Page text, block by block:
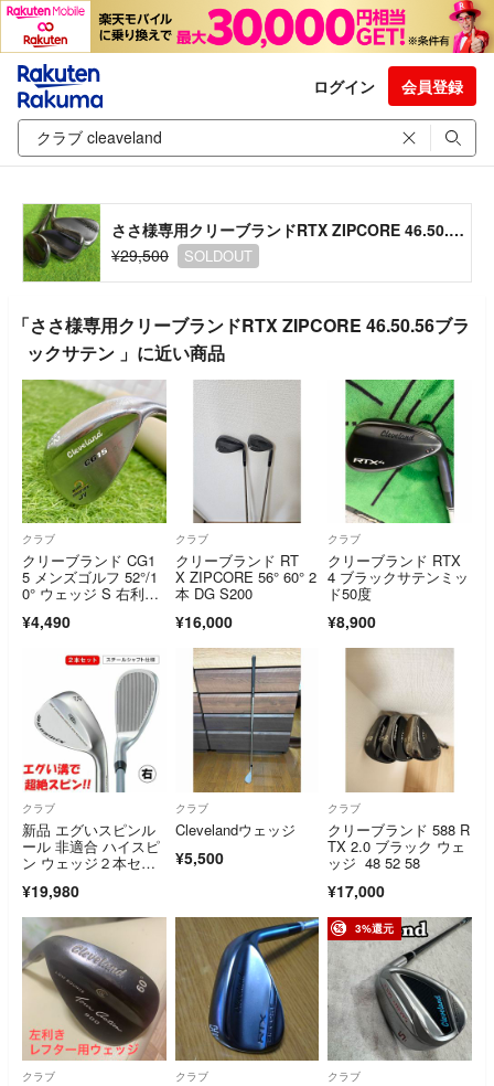
ログイン 会員登録
ささ様専用クリーブランドRTX ZIPCORE 46.50.56ブラックサテン
¥29,500
SOLDOUT
「ささ様専用クリーブランドRTX ZIPCORE 46.50.56ブラ
ックサテン 」に近い商品
クラブ
クリーブランド CG1
5 メンズゴルフ 52°/1
0° ウェッジ S 右利
ール NSプロ
¥4,490
クラブ
クリーブランド RT
X ZIPCORE 56° 60° 2
本 DG S200
¥16,000
クラブ
クリーブランド RTX
4 ブラックサテンミッ
ド50度
¥8,900
クラブ
新品 エグいスピンル
ール 非適合 ハイスピ
ン ウェッジ２本セッ
¥19,980
クラブ
Clevelandウェッジ
¥5,500
クラブ
クリーブランド 588 R
TX 2.0 ブラック ウェ
ッジ 48 52 58
¥17,000
クラブ クラブ
3%還元
クラブ